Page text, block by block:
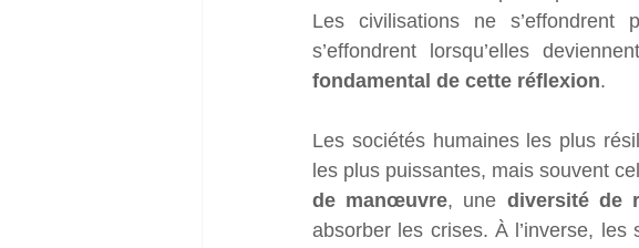
Les civilisations ne
s’effondrent lorsqu’elles
fondamental de cette réflexion.
Les sociétés humaines les plus
les plus puissantes, mais souvent
de manœuvre, une diversité de
absorber les crises. À l’inverse,